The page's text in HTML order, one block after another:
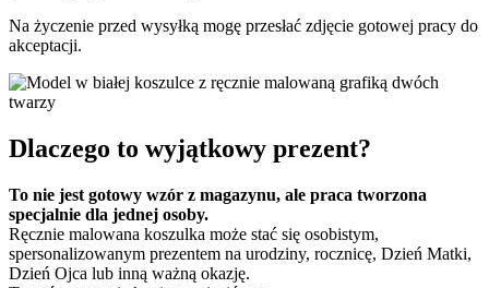
Na życzenie przed wysyłką mogę przesłać zdjęcie gotowej pracy do
akceptacji.
Dlaczego to wyjątkowy prezent?
To nie jest gotowy wzór z magazynu, ale praca tworzona
specjalnie dla jednej osoby.
Ręcznie malowana koszulka może stać się osobistym,
spersonalizowanym prezentem na urodziny, rocznicę, Dzień Matki,
Dzień Ojca lub inną ważną okazję.